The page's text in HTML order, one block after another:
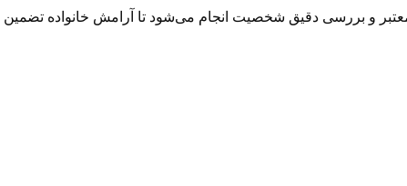
و بررسی دقیق شخصیت انجام می‌شود تا آرامش خانواده